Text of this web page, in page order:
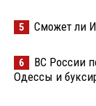
5 Сможет ли
6
ВС России
Одессы и